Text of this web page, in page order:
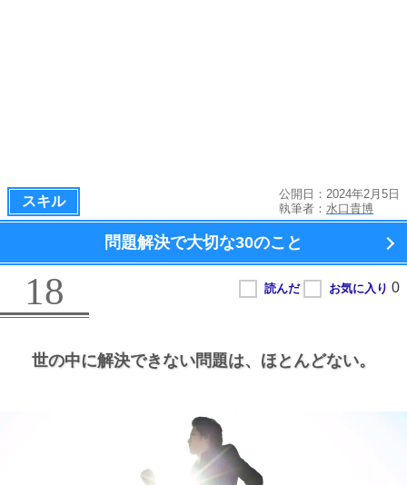
スキル
公開日：2024年2月5日
執筆者： 水口貴博
問題解決で大切な30のこと
18
世の中に解決できない問題は、 ほとんどない。